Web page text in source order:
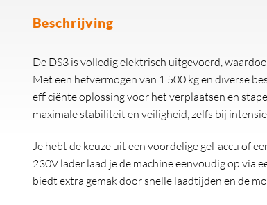
Beschrijving
De DS3 is volledig elektrisch uitgevoerd,
Met een hefvermogen van 1.500 kg en diverse
efficiënte oplossing voor het verplaatsen en
maximale stabiliteit en veiligheid, zelfs bij
Je hebt de keuze uit een voordelige gel-accu of
230V lader laad je de machine eenvoudig op
biedt extra gemak door snelle laadtijden en de